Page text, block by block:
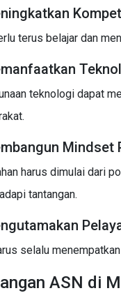
terus belajar dan
teknologi dapat
Mindset
harus dimulai dari
tantangan.
selalu
ASN di